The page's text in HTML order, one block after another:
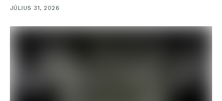
JÚLIUS 31, 2026